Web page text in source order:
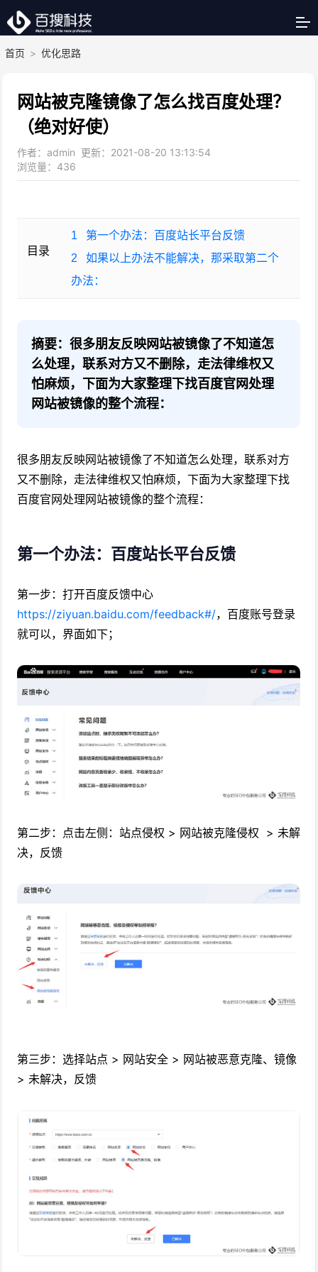
首页 > 优化思路
网站被克隆镜像了怎么找百度处理？
（绝对好使）
作者：admin 更新：2021-08-20 13:13:54
浏览量： 436
目录
1
第一个办法：百度站长平台反馈
2
如果以上办法不能解决，那采取第二个
办法：
摘要：很多朋友反映网站被镜像了不知道怎
么处理，联系对方又不删除，走法律维权又
怕麻烦，下面为大家整理下找百度官网处理
网站被镜像的整个流程：
很多朋友反映网站被镜像了不知道怎么处理，联系对方
又不删除，走法律维权又怕麻烦，下面为大家整理下找
百度官网处理网站被镜像的整个流程：
第一个办法：百度站长平台反馈
第一步：打开百度反馈中心
https://ziyuan.baidu.com/feedback#/，百度账号登录
就可以，界面如下；
第二步：点击左侧：站点侵权 > 网站被克隆侵权 > 未解
决，反馈
第三步：选择站点 > 网站安全 > 网站被恶意克隆、镜像
> 未解决，反馈